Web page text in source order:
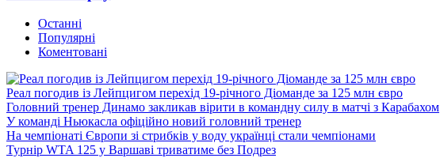
Останні
Популярні
Коментовані
Реал погодив із Лейпцигом перехід 19-річного Діоманде за 125 млн євро
Головний тренер Динамо закликав вірити в командну силу в матчі з Карабахом
У команді Ньюкасла офіційно новий головний тренер
На чемпіонаті Європи зі стрибків у воду українці стали чемпіонами
Турнір WTA 125 у Варшаві триватиме без Подрез